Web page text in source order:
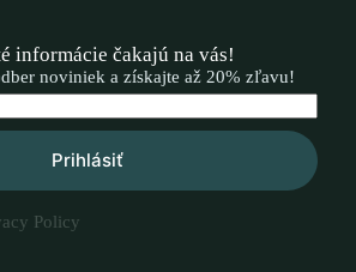
informácie čakajú na vás!
noviniek a získajte až 20% zľavu!
Prihlásiť
Policy